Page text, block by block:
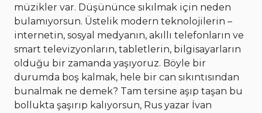
müzikler var. Düşününce sıkılmak için neden
bulamıyorsun. Üstelik modern teknolojilerin –
internetin, sosyal medyanın, akıllı telefonların ve
smart televizyonların, tabletlerin, bilgisayarların
olduğu bir zamanda yaşıyoruz. Böyle bir
durumda boş kalmak, hele bir can sıkıntısından
bunalmak ne demek? Tam tersine aşıp taşan bu
bollukta şaşırıp kalıyorsun, Rus yazar İvan